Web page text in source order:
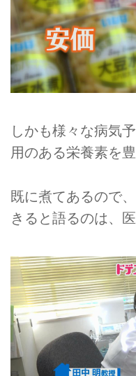
しかも様々な病気
用のある栄養素を
既に煮てあるので
きると語るのは、